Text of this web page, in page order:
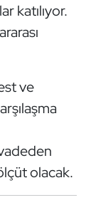
katılıyor.
ve
olacak.